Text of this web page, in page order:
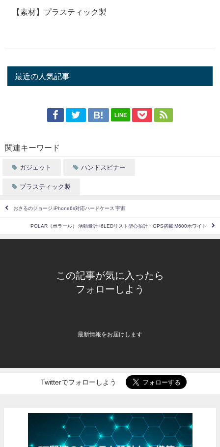
【素材】プラスティック製
最近の人気記事
LINE
関連キーワード
ガジェット ハンドスピナー
プラスティック製
おさるのジョージ iPhone6s対応ハードケース 宇宙
POLAR（ポラール） 活動量計+6LEDリスト型心拍計・GPS搭載 M600ホワイト
この記事が気に入ったら
フォローしよう
最新情報をお届けします
Twitterでフォローしよう